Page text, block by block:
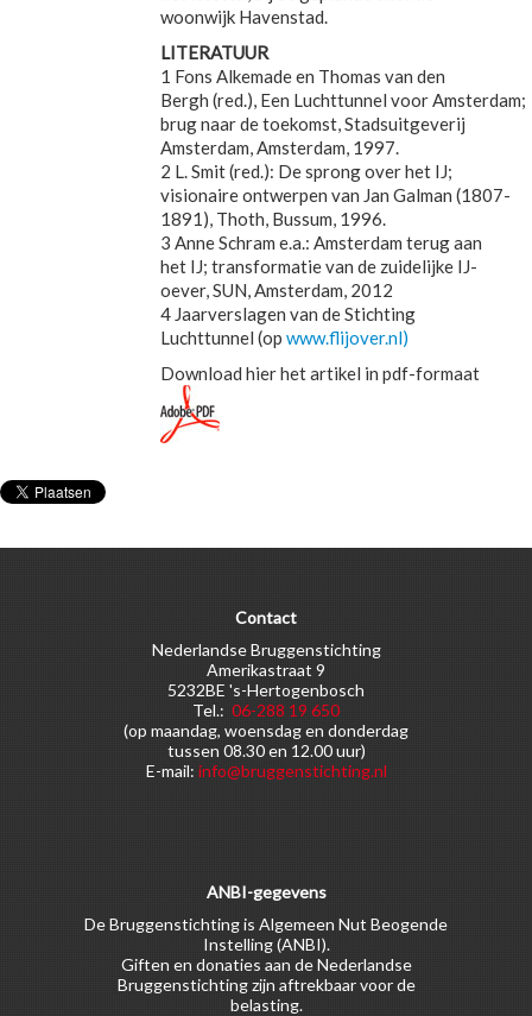
woonwijk Havenstad.
LITERATUUR
1 Fons Alkemade en Thomas van den
Bergh (red.), Een Luchttunnel voor Amsterdam;
brug naar de toekomst, Stadsuitgeverij
Amsterdam, Amsterdam, 1997.
2 L. Smit (red.): De sprong over het IJ;
visionaire ontwerpen van Jan Galman (1807-
1891), Thoth, Bussum, 1996.
3 Anne Schram e.a.: Amsterdam terug aan
het IJ; transformatie van de zuidelijke IJ-
oever, SUN, Amsterdam, 2012
4 Jaarverslagen van de Stichting
Luchttunnel (op www.flijover.nl)
Download hier het artikel in pdf-formaat
Contact
Nederlandse Bruggenstichting
Amerikastraat 9
5232BE 's-Hertogenbosch
Tel.: 06-288 19 650
(op maandag, woensdag en donderdag
tussen 08.30 en 12.00 uur)
E-mail: info@bruggenstichting.nl
ANBI-gegevens
De Bruggenstichting is Algemeen Nut Beogende
Instelling (ANBI).
Giften en donaties aan de Nederlandse
Bruggenstichting zijn aftrekbaar voor de
belasting.